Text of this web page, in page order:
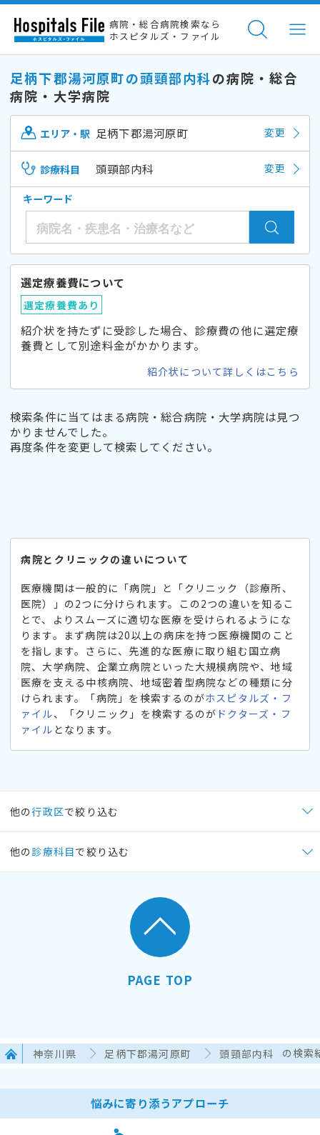
病院・総合病院検索なら
ホスピタルズ・ファイル
足柄下郡湯河原町の頭頸部内科の病院・総合
病院・大学病院
エリア・駅 足柄下郡湯河原町 変更
診療科目 頭頸部内科 変更
キーワード
選定療養費について
選定療養費あり
紹介状を持たずに受診した場合、診療費の他に選定療
養費として別途料金がかかります。
紹介状について詳しくはこちら
検索条件に当てはまる病院・総合病院・大学病院は見つ
かりませんでした。
再度条件を変更して検索してください。
病院とクリニックの違いについて
医療機関は一般的に「病院」と「クリニック（診療所、
医院）」の2つに分けられます。この2つの違いを知るこ
とで、よりスムーズに適切な医療を受けられるようにな
ります。まず病院は20以上の病床を持つ医療機関のこと
を指します。さらに、先進的な医療に取り組む国立病
院、大学病院、企業立病院といった大規模病院や、地域
医療を支える中核病院、地域密着型病院などの種類に分
けられます。「病院」を検索するのがホスピタルズ・フ
ァイル、「クリニック」を検索するのが ドクターズ・フ
ァイル となります。
他の行政区で絞り込む
他の 診療科目で絞り込む
PAGE TOP
神奈川県 足柄下郡湯河原町 頭頸部内科 の検索
悩みに寄り添うアプローチ